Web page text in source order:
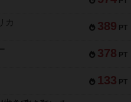
389 PT
カ
378 PT
133 PT